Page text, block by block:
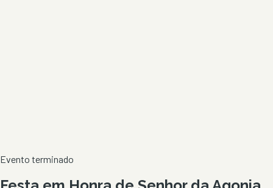
Evento terminado